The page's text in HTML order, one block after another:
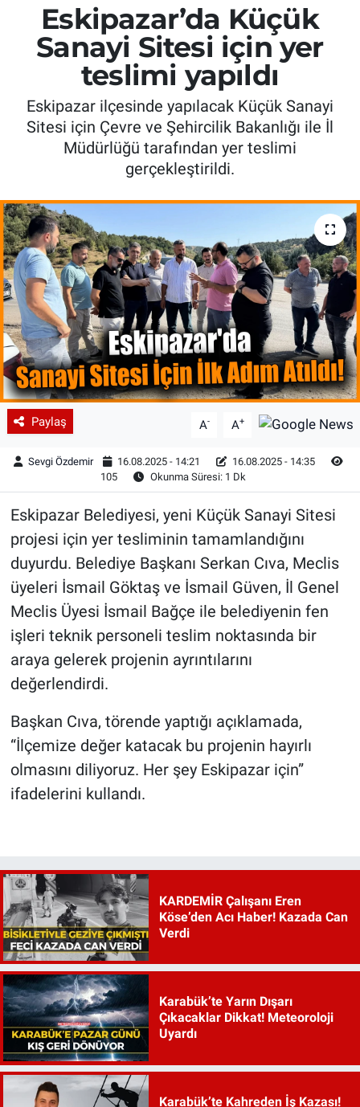
Eskipazar’da Küçük
Sanayi Sitesi için yer
teslimi yapıldı
Eskipazar ilçesinde yapılacak Küçük Sanayi
Sitesi için Çevre ve Şehircilik Bakanlığı ile İl
Müdürlüğü tarafından yer teslimi
gerçekleştirildi.
Paylaş A- A+
Sevgi Özdemir 16.08.2025 - 14:21
16.08.2025 - 14:35
105
Okunma Süresi: 1 Dk
Eskipazar Belediyesi, yeni Küçük Sanayi Sitesi
projesi için yer tesliminin tamamlandığını
duyurdu. Belediye Başkanı Serkan Cıva, Meclis
üyeleri İsmail Göktaş ve İsmail Güven, İl Genel
Meclis Üyesi İsmail Bağçe ile belediyenin fen
işleri teknik personeli teslim noktasında bir
araya gelerek projenin ayrıntılarını
değerlendirdi.
Başkan Cıva, törende yaptığı açıklamada,
“İlçemize değer katacak bu projenin hayırlı
olmasını diliyoruz. Her şey Eskipazar için”
ifadelerini kullandı.
KARDEMİR Çalışanı Eren
Köse’den Acı Haber! Kazada Can
Verdi
Karabük’te Yarın Dışarı
Çıkacaklar Dikkat! Meteoroloji
Uyardı
Karabük’te Kahreden İş Kazası!